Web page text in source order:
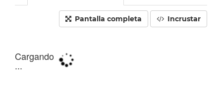
Pantalla completa Incrustar